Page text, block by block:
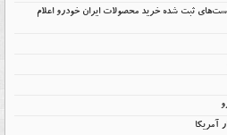
ثبت شده خرید محصولات ایران خودرو اعلام
آمریکا